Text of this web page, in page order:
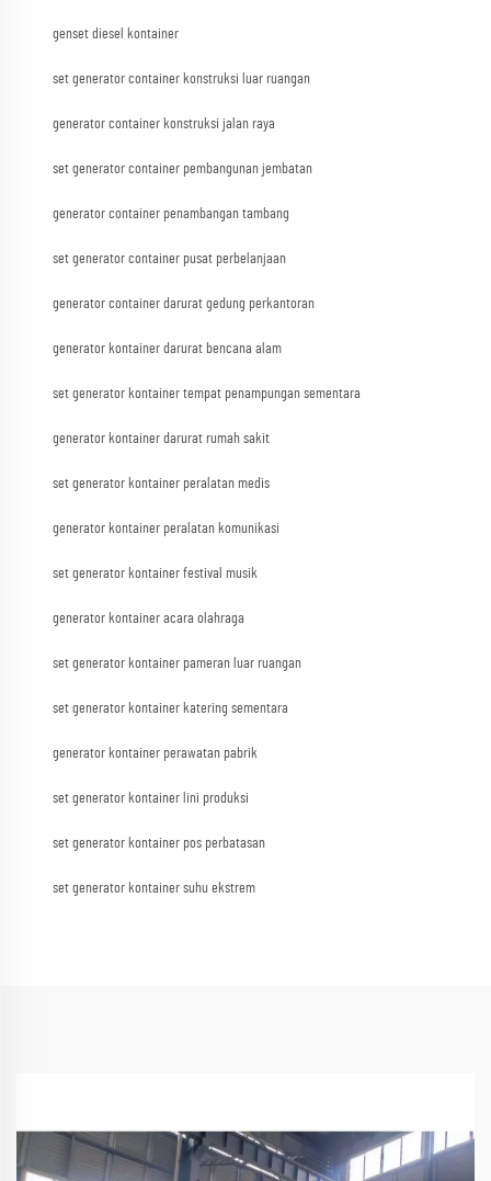
genset diesel kontainer
set generator container konstruksi luar ruangan
generator container konstruksi jalan raya
set generator container pembangunan jembatan
generator container penambangan tambang
set generator container pusat perbelanjaan
generator container darurat gedung perkantoran
generator kontainer darurat bencana alam
set generator kontainer tempat penampungan sementara
generator kontainer darurat rumah sakit
set generator kontainer peralatan medis
generator kontainer peralatan komunikasi
set generator kontainer festival musik
generator kontainer acara olahraga
set generator kontainer pameran luar ruangan
set generator kontainer katering sementara
generator kontainer perawatan pabrik
set generator kontainer lini produksi
set generator kontainer pos perbatasan
set generator kontainer suhu ekstrem